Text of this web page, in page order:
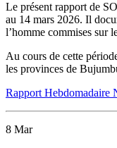
Le présent rapport de
au 14 mars 2026. Il
l’homme commises sur
Au cours de cette
les provinces de
Rapport Hebdomadaire
8 Mar